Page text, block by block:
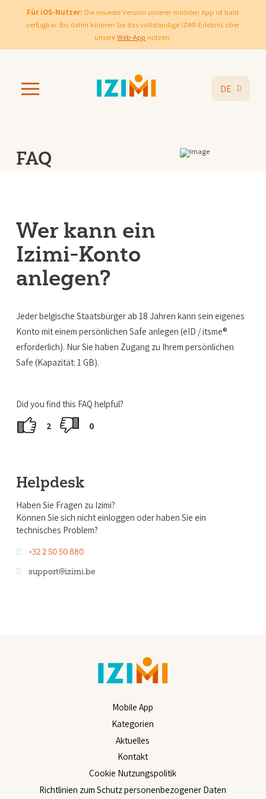
Für iOS-Nutzer: Die neueste Version unserer mobilen App ist bald
verfügbar. Bis dahin können Sie das vollständige IZIMI-Erlebnis über
unsereWeb-App nutzen.
DE
FAQ
Wer kann ein
Izimi-Konto
anlegen?
Jeder belgische Staatsbürger ab 18 Jahren kann sein eigenes
Konto mit einem persönlichen Safe anlegen (eID / itsme®
erforderlich). Nur Sie haben Zugang zu Ihrem persönlichen
Safe (Kapazität: 1 GB).
Did you find this FAQ helpful?
2
0
Helpdesk
Haben Sie Fragen zu Izimi?
Können Sie sich nicht einloggen oder haben Sie ein
technisches Problem?
+32 2 50 50 880
support@izimi.be
Mobile App
Kategorien
Aktuelles
Kontakt
Cookie Nutzungspolitik
Richtlinien zum Schutz personenbezogener Daten